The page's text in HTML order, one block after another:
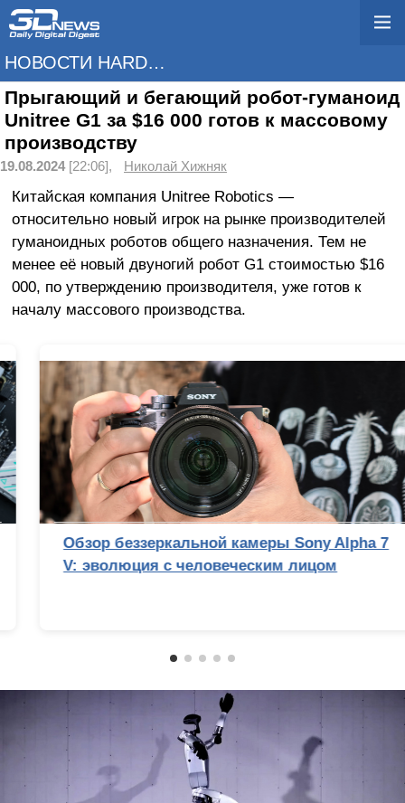
НОВОСТИ HARDWARE
Прыгающий и бегающий робот-гуманоид
Unitree G1 за $16 000 готов к массовому
производству
19.08.2024[22:06], Николай Хижняк
Китайская компания Unitree Robotics —
относительно новый игрок на рынке производителей
гуманоидных роботов общего назначения. Тем не
менее её новый двуногий робот G1 стоимостью $16
000, по утверждению производителя, уже готов к
началу массового производства.
Лучший процессор под DDR4 в 2026 году:
AM4 против LGA 1700